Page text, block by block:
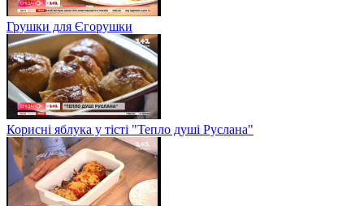
Грушки для Єгорушки
Корисні яблука у тісті "Тепло душі Руслана"